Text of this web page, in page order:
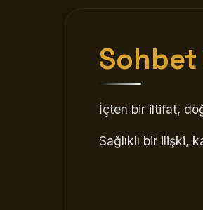
İçten bir iltifat,
Sağlıklı bir ilişki,